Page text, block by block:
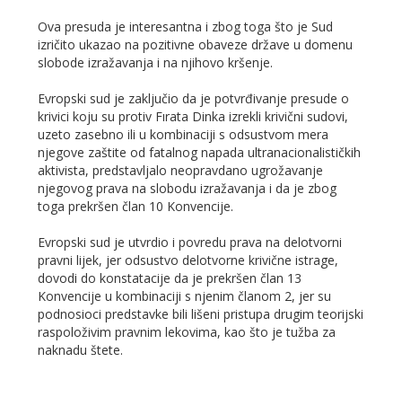
Ova presuda je interesantna i zbog toga što je Sud
izričito ukazao na pozitivne obaveze države u domenu
slobode izražavanja i na njihovo kršenje.
Evropski sud je zaključio da je potvrđivanje presude o
krivici koju su protiv Fırata Dinka izrekli krivični sudovi,
uzeto zasebno ili u kombinaciji s odsustvom mera
njegove zaštite od fatalnog napada ultranacionalističkih
aktivista, predstavljalo neopravdano ugrožavanje
njegovog prava na slobodu izražavanja i da je zbog
toga prekršen član 10 Konvencije.
Evropski sud je utvrdio i povredu prava na delotvorni
pravni lijek, jer odsustvo delotvorne krivične istrage,
dovodi do konstatacije da je prekršen član 13
Konvencije u kombinaciji s njenim članom 2, jer su
podnosioci predstavke bili lišeni pristupa drugim teorijski
raspoloživim pravnim lekovima, kao što je tužba za
naknadu štete.